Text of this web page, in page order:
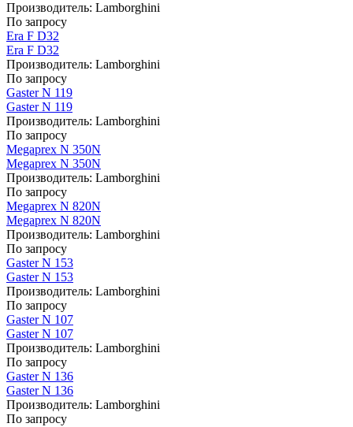
Производитель: Lamborghini
По запросу
Era F D32
Era F D32
Производитель: Lamborghini
По запросу
Gaster N 119
Gaster N 119
Производитель: Lamborghini
По запросу
Megaprex N 350N
Megaprex N 350N
Производитель: Lamborghini
По запросу
Megaprex N 820N
Megaprex N 820N
Производитель: Lamborghini
По запросу
Gaster N 153
Gaster N 153
Производитель: Lamborghini
По запросу
Gaster N 107
Gaster N 107
Производитель: Lamborghini
По запросу
Gaster N 136
Gaster N 136
Производитель: Lamborghini
По запросу